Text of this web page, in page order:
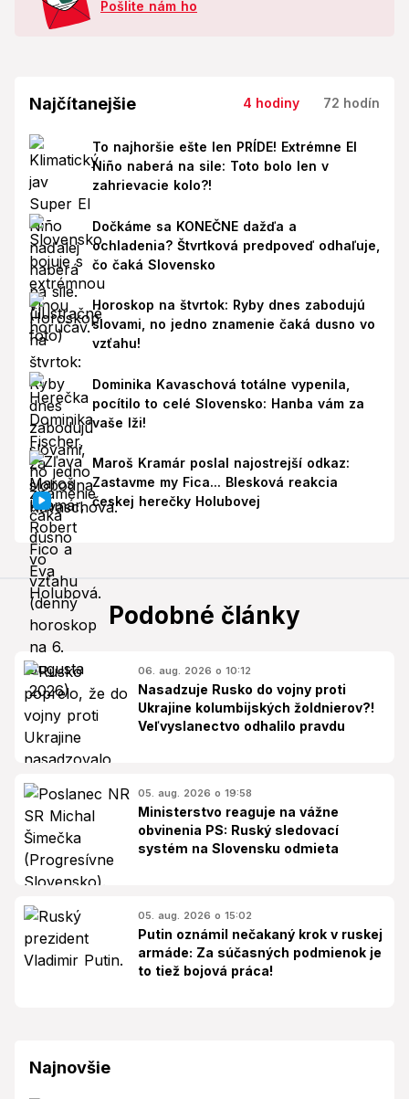
Pošlite nám ho
Najčítanejšie 4 hodiny 72 hodín
To najhoršie ešte len PRÍDE! Extrémne El
Niño naberá na sile: Toto bolo len v
zahrievacie kolo?!
Dočkáme sa KONEČNE dažďa a
ochladenia? Štvrtková predpoveď odhaľuje,
čo čaká Slovensko
Horoskop na štvrtok: Ryby dnes zabodujú
slovami, no jedno znamenie čaká dusno vo
vzťahu!
Dominika Kavaschová totálne vypenila,
pocítilo to celé Slovensko: Hanba vám za
vaše lži!
Maroš Kramár poslal najostrejší odkaz:
Zastavme my Fica... Blesková reakcia
českej herečky Holubovej
Podobné články
06. aug. 2026 o 10:12
Nasadzuje Rusko do vojny proti
Ukrajine kolumbijských žoldnierov?!
Veľvyslanectvo odhalilo pravdu
05. aug. 2026 o 19:58
Ministerstvo reaguje na vážne
obvinenia PS: Ruský sledovací
systém na Slovensku odmieta
05. aug. 2026 o 15:02
Putin oznámil nečakaný krok v ruskej
armáde: Za súčasných podmienok je
to tiež bojová práca!
Najnovšie